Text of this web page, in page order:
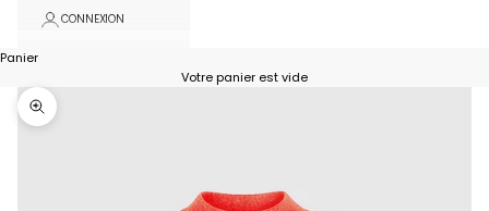
CONNEXION
Panier
Votre panier est vide
Zoomer sur l'image